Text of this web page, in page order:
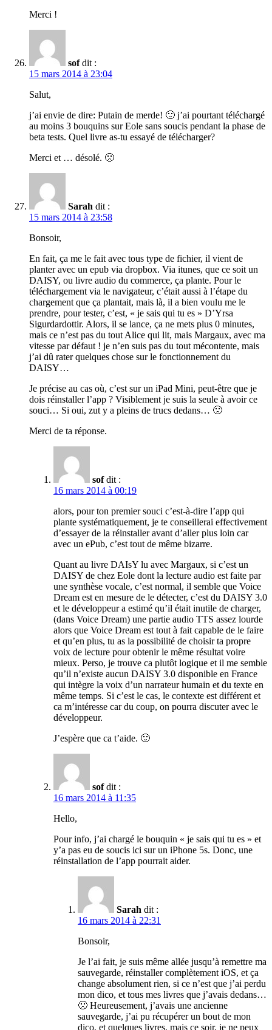
Merci !
sof dit :
15 mars 2014 à 23:04
Salut,
j’ai envie de dire: Putain de merde! 🙂 j’ai pourtant téléchargé
au moins 3 bouquins sur Eole sans soucis pendant la phase de
beta tests. Quel livre as-tu essayé de télécharger?
Merci et … désolé. 🙁
Sarah dit :
15 mars 2014 à 23:58
Bonsoir,
En fait, ça me le fait avec tous type de fichier, il vient de
planter avec un epub via dropbox. Via itunes, que ce soit un
DAISY, ou livre audio du commerce, ça plante. Pour le
téléchargement via le navigateur, c’était aussi à l’étape du
chargement que ça plantait, mais là, il a bien voulu me le
prendre, pour tester, c’est, « je sais qui tu es » D’Yrsa
Sigurdardottir. Alors, il se lance, ça ne mets plus 0 minutes,
mais ce n’est pas du tout Alice qui lit, mais Margaux, avec ma
vitesse par défaut ! je n’en suis pas du tout mécontente, mais
j’ai dû rater quelques chose sur le fonctionnement du
DAISY…
Je précise au cas où, c’est sur un iPad Mini, peut-être que je
dois réinstaller l’app ? Visiblement je suis la seule à avoir ce
souci… Si oui, zut y a pleins de trucs dedans… 🙁
Merci de ta réponse.
sof dit :
16 mars 2014 à 00:19
alors, pour ton premier souci c’est-à-dire l’app qui
plante systématiquement, je te conseillerai effectivement
d’essayer de la réinstaller avant d’aller plus loin car
avec un ePub, c’est tout de même bizarre.
Quant au livre DAIsY lu avec Margaux, si c’est un
DAISY de chez Eole dont la lecture audio est faite par
une synthèse vocale, c’est normal, il semble que Voice
Dream est en mesure de le détecter, c’est du DAISY 3.0
et le développeur a estimé qu’il était inutile de charger,
(dans Voice Dream) une partie audio TTS assez lourde
alors que Voice Dream est tout à fait capable de le faire
et qu’en plus, tu as la possibilité de choisir ta propre
voix de lecture pour obtenir le même résultat voire
mieux. Perso, je trouve ca plutôt logique et il me semble
qu’il n’existe aucun DAISY 3.0 disponible en France
qui intègre la voix d’un narrateur humain et du texte en
même temps. Si c’est le cas, le contexte est différent et
ca m’intéresse car du coup, on pourra discuter avec le
développeur.
J’espère que ca t’aide. 🙂
sof dit :
16 mars 2014 à 11:35
Hello,
Pour info, j’ai chargé le bouquin « je sais qui tu es » et
y’a pas eu de soucis ici sur un iPhone 5s. Donc, une
réinstallation de l’app pourrait aider.
Sarah dit :
16 mars 2014 à 22:31
Bonsoir,
Je l’ai fait, je suis même allée jusqu’à remettre ma
sauvegarde, réinstaller complètement iOS, et ça
change absolument rien, si ce n’est que j’ai perdu
mon dico, et tous mes livres que j’avais dedans…
🙁 Heureusement, j’avais une ancienne
sauvegarde, j’ai pu récupérer un bout de mon
dico, et quelques livres, mais ce soir, je ne peux